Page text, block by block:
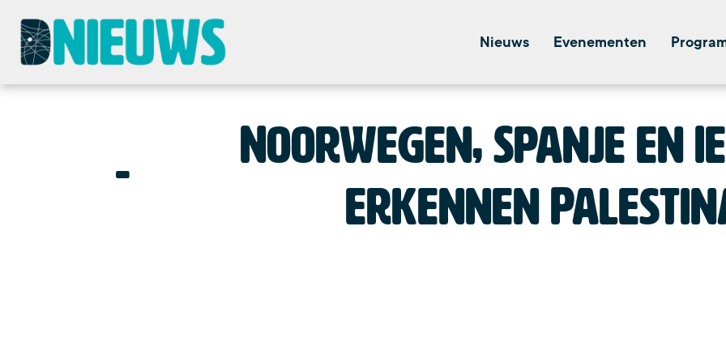
Nieuws Evenementen
Noorwegen, Spanje en
erkennen